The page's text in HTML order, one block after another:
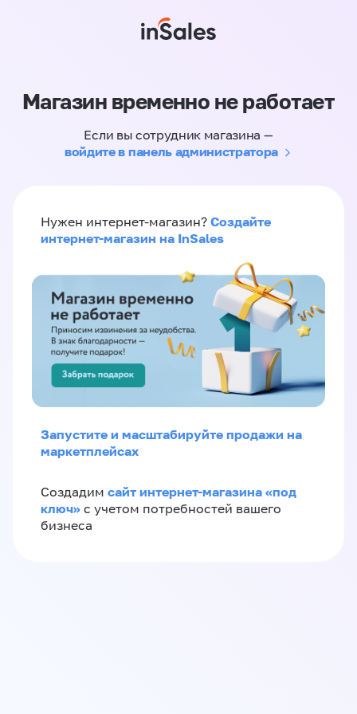
Магазин временно не работает
Если вы сотрудник магазина —
войдите в панель администратора
Нужен интернет-магазин? Создайте
интернет-магазин на InSales
Запустите и масштабируйте продажи на
маркетплейсах
Создадим сайт интернет-магазина «под
ключ» с учетом потребностей вашего
бизнеса